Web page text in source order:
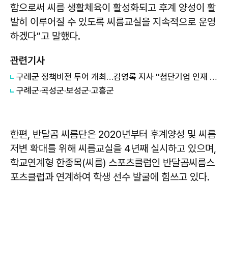
함으로써 씨름 생활체육이 활성화되고 후계 양성이 활
발히 이루어질 수 있도록 씨름교실을 지속적으로 운영
하겠다”고 말했다.
관련기사
구례군 정책비전 투어 개최…김영록 지사 ''첨단기업 인재 힐링 공간 될 것''
구례군·곡성군·보성군·고흥군
한편, 반달곰 씨름단은 2020년부터 후계양성 및 씨름
저변 확대를 위해 씨름교실을 4년째 실시하고 있으며,
학교연계형 한종목(씨름) 스포츠클럽인 반달곰씨름스
포츠클럽과 연계하여 학생 선수 발굴에 힘쓰고 있다.